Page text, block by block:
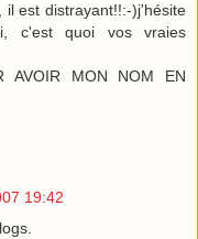
est distrayant!!:-)j'hésite
c'est quoi vos vraies
AVOIR MON NOM EN
19:42